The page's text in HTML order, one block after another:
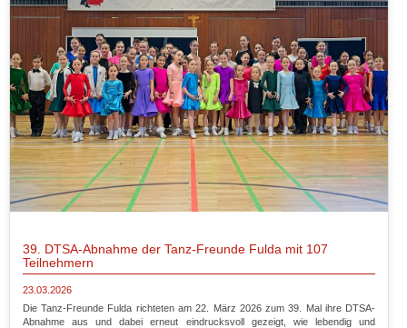
39. DTSA-Abnahme der Tanz-Freunde Fulda mit 107
Teilnehmern
23.03.2026
Die Tanz-Freunde Fulda richteten am 22. März 2026 zum 39. Mal ihre DTSA-
Abnahme aus und dabei erneut eindrucksvoll gezeigt, wie lebendig und